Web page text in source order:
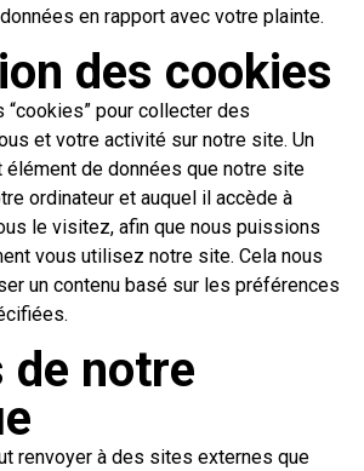
en rapport avec votre plainte.
des cookies
pour collecter des
et votre activité sur notre site. Un
de données que notre site
ordinateur et auquel il accède à
le visitez, afin que nous puissions
vous utilisez notre site. Cela nous
un contenu basé sur les préférences
de notre
renvoyer à des sites externes que